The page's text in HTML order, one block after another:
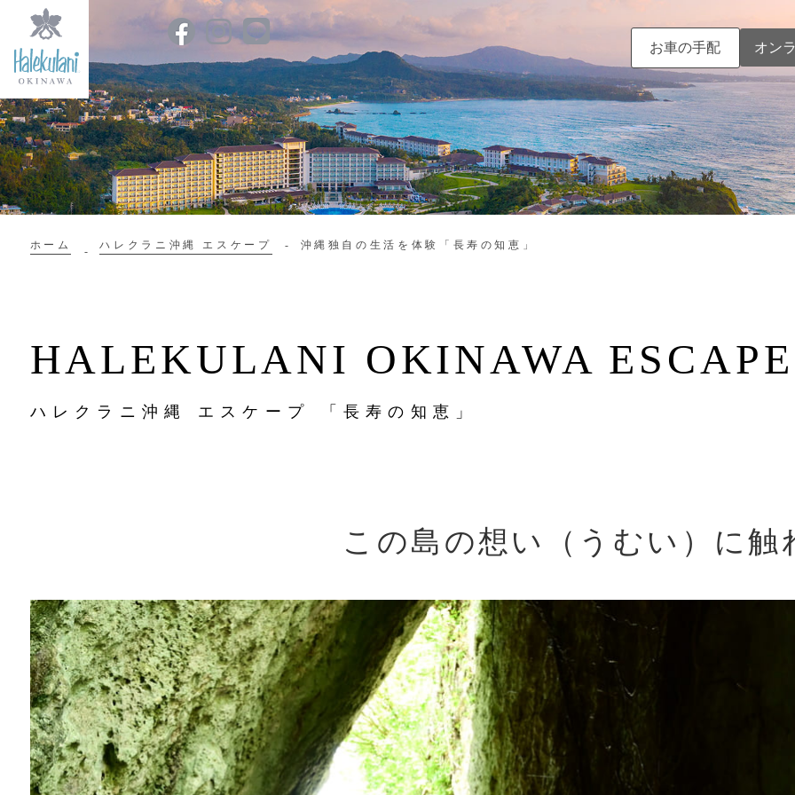
お車の手配 オン
ホーム ハレクラニ沖縄 エスケープ 沖縄独自の生活を体験「長寿の知恵」
HALEKULANI OKINAWA
ハレクラニ沖縄 エスケープ 「長寿の知恵」
この島の想い（うむい）に触